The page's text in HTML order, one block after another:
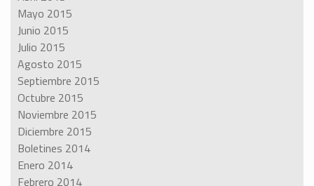
Mayo 2015
Junio 2015
Julio 2015
Agosto 2015
Septiembre 2015
Octubre 2015
Noviembre 2015
Diciembre 2015
Boletines 2014
Enero 2014
Febrero 2014